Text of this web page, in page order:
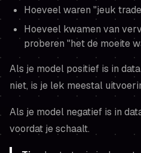
Hoeveel waren "jeuk
Hoeveel kwamen van
proberen "het de moeite
Als je model positief is in
niet, is je lek meestal
Als je model negatief is in
voordat je schaalt.